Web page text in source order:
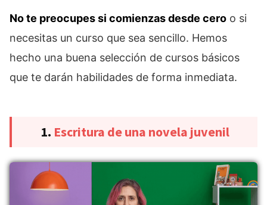
No te preocupes si comienzas desde cero o si
necesitas un curso que sea sencillo. Hemos
hecho una buena selección de cursos básicos
que te darán habilidades de forma inmediata.
1. Escritura de una novela juvenil